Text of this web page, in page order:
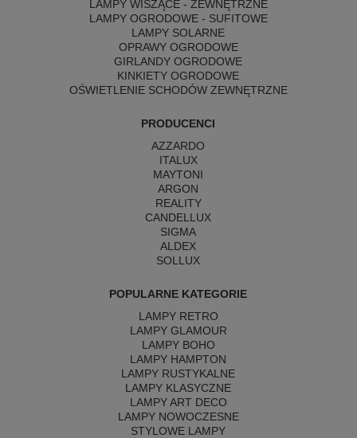
LAMPY WISZĄCE - ZEWNĘTRZNE
LAMPY OGRODOWE - SUFITOWE
LAMPY SOLARNE
OPRAWY OGRODOWE
GIRLANDY OGRODOWE
KINKIETY OGRODOWE
OŚWIETLENIE SCHODÓW ZEWNĘTRZNE
PRODUCENCI
AZZARDO
ITALUX
MAYTONI
ARGON
REALITY
CANDELLUX
SIGMA
ALDEX
SOLLUX
POPULARNE KATEGORIE
LAMPY RETRO
LAMPY GLAMOUR
LAMPY BOHO
LAMPY HAMPTON
LAMPY RUSTYKALNE
LAMPY KLASYCZNE
LAMPY ART DECO
LAMPY NOWOCZESNE
STYLOWE LAMPY